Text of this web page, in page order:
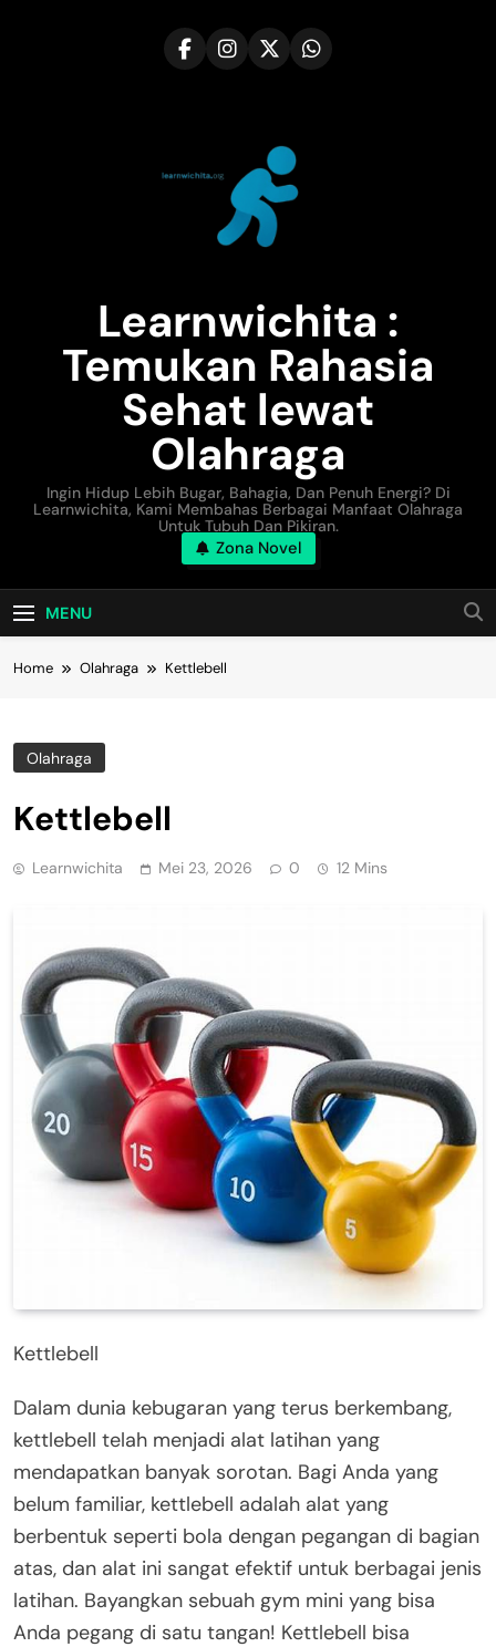
Learnwichita :
Temukan Rahasia
Sehat lewat
Olahraga
Ingin Hidup Lebih Bugar, Bahagia, Dan Penuh Energi? Di
Learnwichita, Kami Membahas Berbagai Manfaat Olahraga
Untuk Tubuh Dan Pikiran.
Zona Novel
MENU
Home Olahraga Kettlebell
Olahraga
Kettlebell
Learnwichita Mei 23, 2026 0 12 Mins
Kettlebell
Dalam dunia kebugaran yang terus berkembang,
kettlebell telah menjadi alat latihan yang
mendapatkan banyak sorotan. Bagi Anda yang
belum familiar, kettlebell adalah alat yang
berbentuk seperti bola dengan pegangan di bagian
atas, dan alat ini sangat efektif untuk berbagai jenis
latihan. Bayangkan sebuah gym mini yang bisa
Anda pegang di satu tangan! Kettlebell bisa